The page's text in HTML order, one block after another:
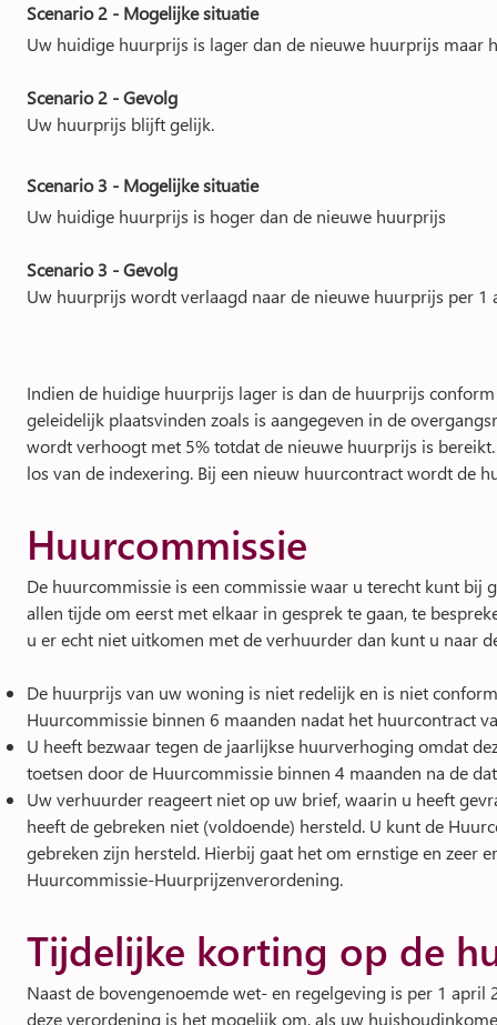
Scenario 2 - Mogelijke situatie
Uw huidige huurprijs is lager dan de nieuwe huurprijs maar
Scenario 2 - Gevolg
Uw huurprijs blijft gelijk.
Scenario 3 - Mogelijke situatie
Uw huidige huurprijs is hoger dan de nieuwe huurprijs
Scenario 3 - Gevolg
Uw huurprijs wordt verlaagd naar de nieuwe huurprijs per 1
Indien de huidige huurprijs lager is dan de huurprijs
geleidelijk plaatsvinden zoals is aangegeven in de
wordt verhoogt met 5% totdat de nieuwe huurprijs is
los van de indexering. Bij een nieuw huurcontract wordt de
Huurcommissie
De huurcommissie is een commissie waar u terecht kunt bij
allen tijde om eerst met elkaar in gesprek te gaan, te
u er echt niet uitkomen met de verhuurder dan kunt u naar
De huurprijs van uw woning is niet redelijk en is niet
Huurcommissie binnen 6 maanden nadat het huurcontract
U heeft bezwaar tegen de jaarlijkse huurverhoging omdat
toetsen door de Huurcommissie binnen 4 maanden na de
Uw verhuurder reageert niet op uw brief, waarin u heeft
heeft de gebreken niet (voldoende) hersteld. U kunt de
gebreken zijn hersteld. Hierbij gaat het om ernstige en zeer
Huurcommissie-Huurprijzenverordening.
Tijdelijke korting op de
Naast de bovengenoemde wet- en regelgeving is per 1
deze verordening is het mogelijk om, als uw